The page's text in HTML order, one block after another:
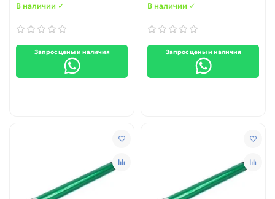
В наличии ✓
Запрос цены и наличия
В наличии ✓
Запрос цены и наличия